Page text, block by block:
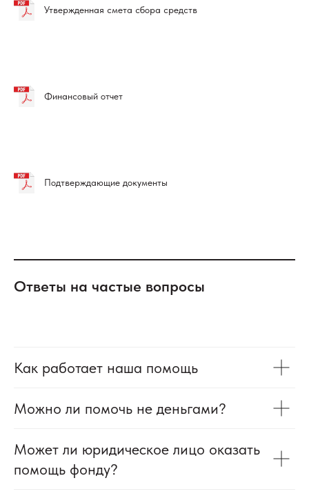
Утвержденная смета сбора средств
Финансовый отчет
Подтверждающие документы
Ответы на частые вопросы
Как работает наша помощь
Можно ли помочь не деньгами?
Может ли юридическое лицо оказать
помощь фонду?